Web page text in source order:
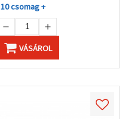
10 csomag +
VÁSÁROL